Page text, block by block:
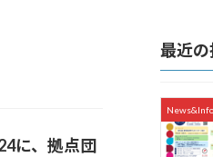
に、拠点団
最近の